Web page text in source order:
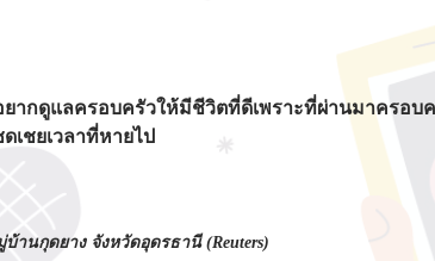
ากดูแลครอบครัวให้มีชีวิตที่ดีเพราะที่ผ่านมาครอ
ชยเวลาที่หายไป
นกุดยาง จังหวัดอุดรธานี (Reuters)